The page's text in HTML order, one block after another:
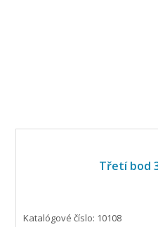
Třetí bod
Katalógové číslo: 10108